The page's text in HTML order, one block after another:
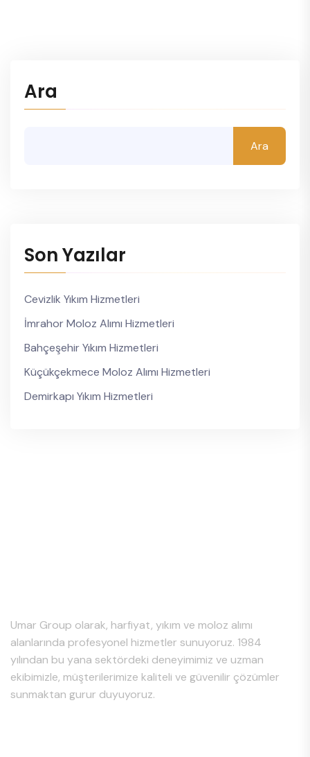
Ara
Ara
Son Yazılar
Cevizlik Yıkım Hizmetleri
İmrahor Moloz Alımı Hizmetleri
Bahçeşehir Yıkım Hizmetleri
Küçükçekmece Moloz Alımı Hizmetleri
Demirkapı Yıkım Hizmetleri
Umar Group olarak, harfiyat, yıkım ve moloz alımı
alanlarında profesyonel hizmetler sunuyoruz. 1984
yılından bu yana sektördeki deneyimimiz ve uzman
ekibimizle, müşterilerimize kaliteli ve güvenilir çözümler
sunmaktan gurur duyuyoruz.